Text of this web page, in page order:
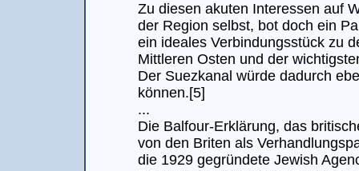
Zu diesen akuten Interessen auf
der Region selbst, bot doch ein
ein ideales Verbindungsstück zu
Mittleren Osten und der
Der Suezkanal würde dadurch
können.[5]
...
Die Balfour-Erklärung, das
von den Briten als
die 1929 gegründete Jewish